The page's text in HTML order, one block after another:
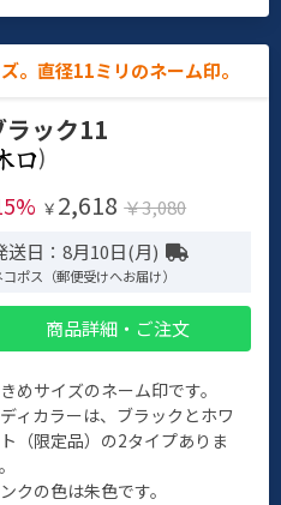
。直径11ミリのネーム印。
ラック11
)
￥ 2,618 ￥3,080
送日：8月10日(月)
コポス（郵便受けへお届け）
商品詳細・ご注文
めサイズのネーム印です。
ィカラーは、ブラックとホワ
（限定品）の2タイプありま
クの色は朱色です。